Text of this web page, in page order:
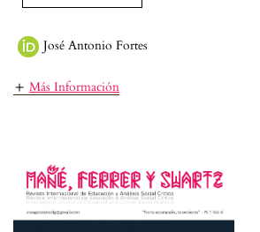
José Antonio Fortes
Más Información